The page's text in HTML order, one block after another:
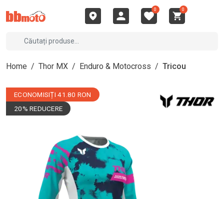
0 0
Home / Thor MX / Enduro & Motocross / Tricou
ECONOMISIȚI 41.80 RON
20% REDUCERE